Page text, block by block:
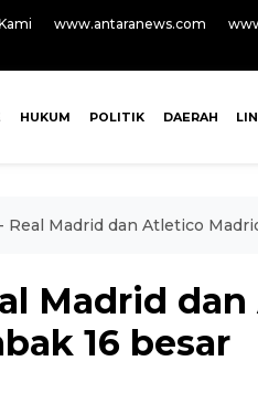
www.antaranews.com
HUKUM POLITIK DAERAH
Real Madrid dan Atletico
Madrid
16 besar